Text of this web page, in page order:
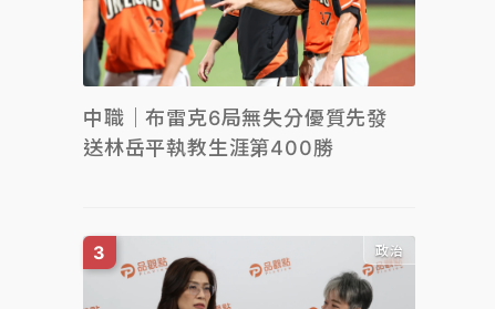
中職｜布雷克6局無失分優質先發
送林岳平執教生涯第400勝
政治